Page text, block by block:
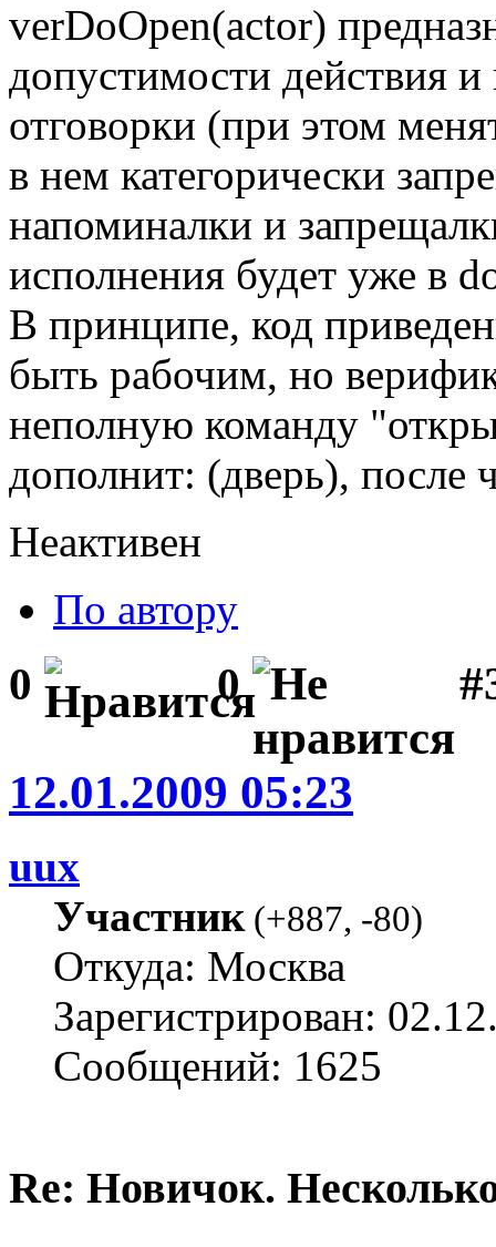
verDoOpen(actor)
допустимости действия
отговорки (при этом
в нем категорически
напоминалки и
исполнения будет уже в
В принципе, код
быть рабочим, но
неполную команду
дополнит: (дверь), после
Неактивен
По автору
0 0
12.01.2009 05:23
uux
Участник(+887, -80)
Откуда: Москва
Зарегистрирован:
Сообщений: 1625
Re: Новичок.